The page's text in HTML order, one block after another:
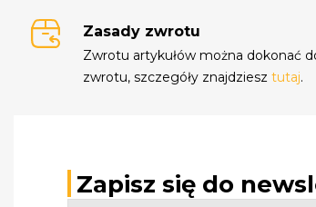
Zasady zwrotu
Zwrotu artykułów można dokonać
zwrotu, szczegóły znajdziesztutaj.
Zapisz się do